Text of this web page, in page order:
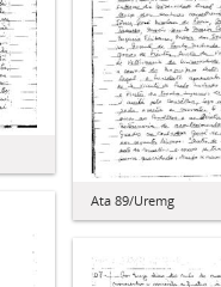
Ata 89/Uremg